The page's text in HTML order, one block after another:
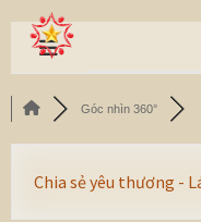
Góc nhìn 360°
Chia sẻ yêu thương -